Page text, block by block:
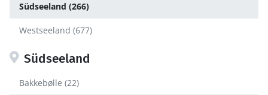
Südseeland (266)
Westseeland (677)
Südseeland
Bakkebølle (22)